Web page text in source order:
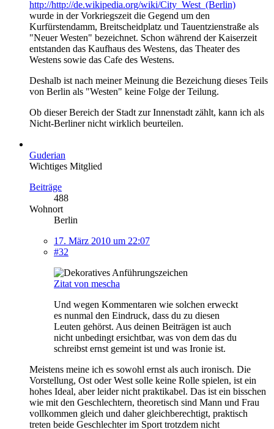
http://http://de.wikipedia.org/wiki/City_West_(Berlin)
wurde in der Vorkriegszeit die Gegend um den
Kurfürstendamm, Breitscheidplatz und Tauentzienstraße als
"Neuer Westen" bezeichnet. Schon während der Kaiserzeit
entstanden das Kaufhaus des Westens, das Theater des
Westens sowie das Cafe des Westens.
Deshalb ist nach meiner Meinung die Bezeichung dieses Teils
von Berlin als "Westen" keine Folge der Teilung.
Ob dieser Bereich der Stadt zur Innenstadt zählt, kann ich als
Nicht-Berliner nicht wirklich beurteilen.
Guderian
Wichtiges Mitglied
Beiträge
488
Wohnort
Berlin
17. März 2010 um 22:07
#32
Zitat von mescha
Und wegen Kommentaren wie solchen erweckt
es nunmal den Eindruck, dass du zu diesen
Leuten gehörst. Aus deinen Beiträgen ist auch
nicht unbedingt ersichtbar, was von dem das du
schreibst ernst gemeint ist und was Ironie ist.
Meistens meine ich es sowohl ernst als auch ironisch. Die
Vorstellung, Ost oder West solle keine Rolle spielen, ist ein
hohes Ideal, aber leider nicht praktikabel. Das ist ein bisschen
wie mit den Geschlechtern, theoretisch sind Mann und Frau
vollkommen gleich und daher gleichberechtigt, praktisch
treten beide Geschlechter im Sport trotzdem nicht